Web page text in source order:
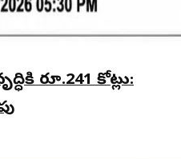
రూ.241 కోట్లు: